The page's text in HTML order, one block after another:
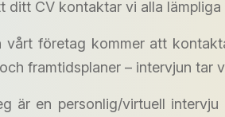
ditt CV kontaktar vi alla
vårt företag kommer att
framtidsplaner – intervjun tar
är en personlig/virtuell